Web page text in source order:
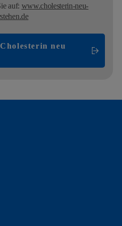
auf: www.cholesterin-neu-
neu